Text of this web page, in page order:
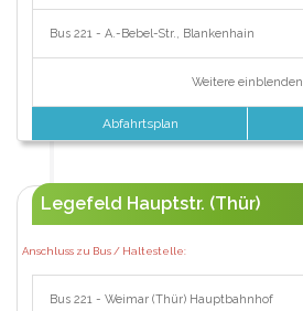
Bus 221 - A.-Bebel-Str., Blankenhain
Weitere einblenden
Abfahrtsplan
Legefeld Hauptstr. (Thür)
Anschluss zu Bus / Haltestelle:
Bus 221 - Weimar (Thür) Hauptbahnhof